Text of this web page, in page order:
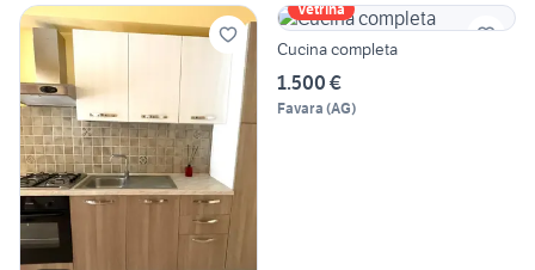
Vetrina
Cucina completa
1.500 €
Favara (AG)